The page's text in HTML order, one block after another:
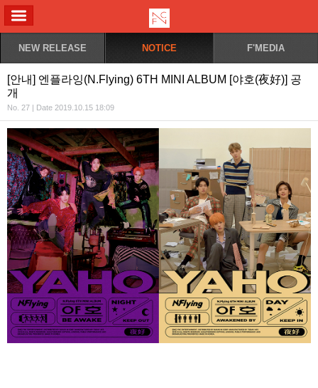
NEW RELEASE NOTICE F'MEDIA
[안내] 엔플라잉(N.Flying) 6TH MINI ALBUM [야호(夜好)] 공
개
No. 27 | Date 2019.10.15 18:09